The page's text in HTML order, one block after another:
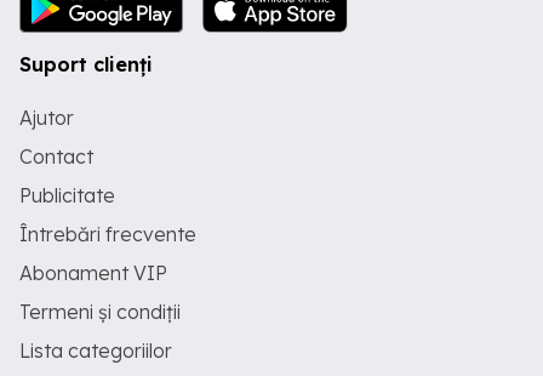
Suport clienți
Ajutor
Contact
Publicitate
Întrebări frecvente
Abonament VIP
Termeni și condiții
Lista categoriilor